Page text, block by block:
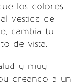
los colores
vestida de
cambia tu
de vista.
y muy
creando a un